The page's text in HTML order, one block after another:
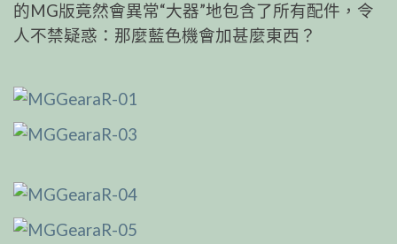
的MG版竟然會異常“大器”地包含了所有配件，令
人不禁疑惑：那麼藍色機會加甚麼東西？